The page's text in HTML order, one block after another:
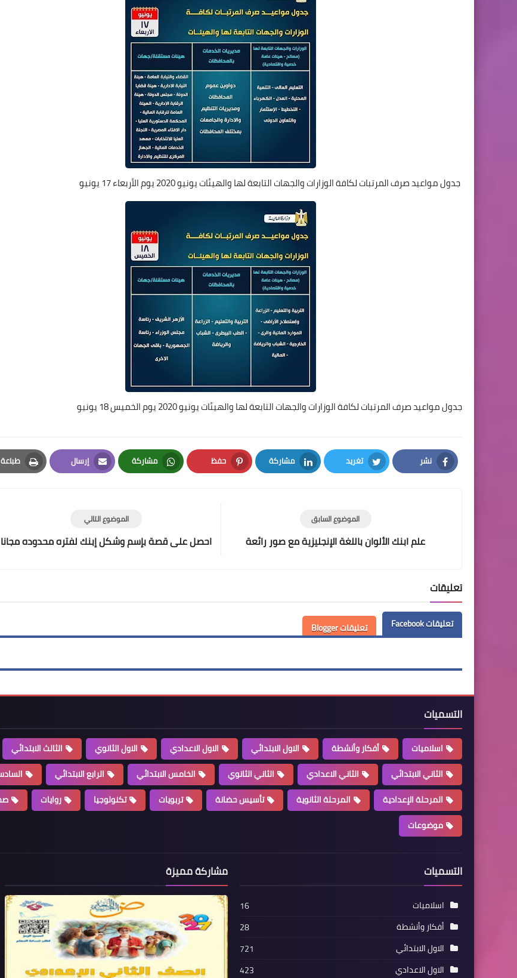
جدول مواعيد صرف المرتبات لكافة الوزارات والجهات التابعة لها والهيئات يونيو 2020 يوم الأربعاء 17 يونيو
جدول مواعيد صرف المرتبات لكافة الوزارات والجهات التابعة لها والهيئات يونيو 2020 يوم الخميس 18 يونيو
نشر
Facebook
تغريد
Twitter
مشاركة
LinkedIn
حفظ
Pinterest
مشاركة
Whatsapp
إرسال
Email
طباعة
Print
الموضوع التالي
احصل على قصة بإسم وشكل إبنك لفتره محدوده مجانا
الموضوع السابق
علم ابنك الألوان باللغة الإنجليزية مع صور رائعة
تعليقات
تعليقات Facebook تعليقات Blogger
التسميات
اسلاميات أفكار وأنشطة الاول الابتدائي الاول الاعدادي الاول الثانوي الثالث الابتدائي
الثاني الابتدائي
الثاني الاعدادي الثاني الثانوي الخامس الابتدائي الرابع الابتدائي
المرحلة الإعدادية
المرحلة الثانوية تأسيس حضانة تربويات تكنولوجيا روايات
موضوعات
التسميات
اسلاميات
16
أفكار وأنشطة
28
الاول الابتدائي
721
الاول الاعدادي
423
مشاركة مميزة